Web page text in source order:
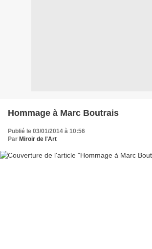
Hommage à Marc Boutrais
Publié le 03/01/2014 à 10:56
Par Miroir de l'Art